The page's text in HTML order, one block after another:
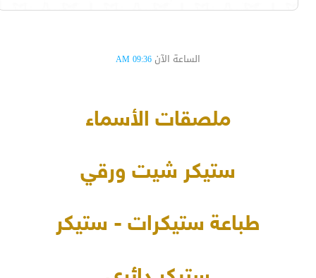
الساعة الآن 09:36 AM
ملصقات الأسماء
ستيكر شيت ورقي
طباعة ستيكرات - ستيكر